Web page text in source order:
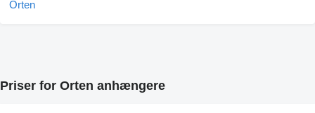
Priser for Orten anhængere